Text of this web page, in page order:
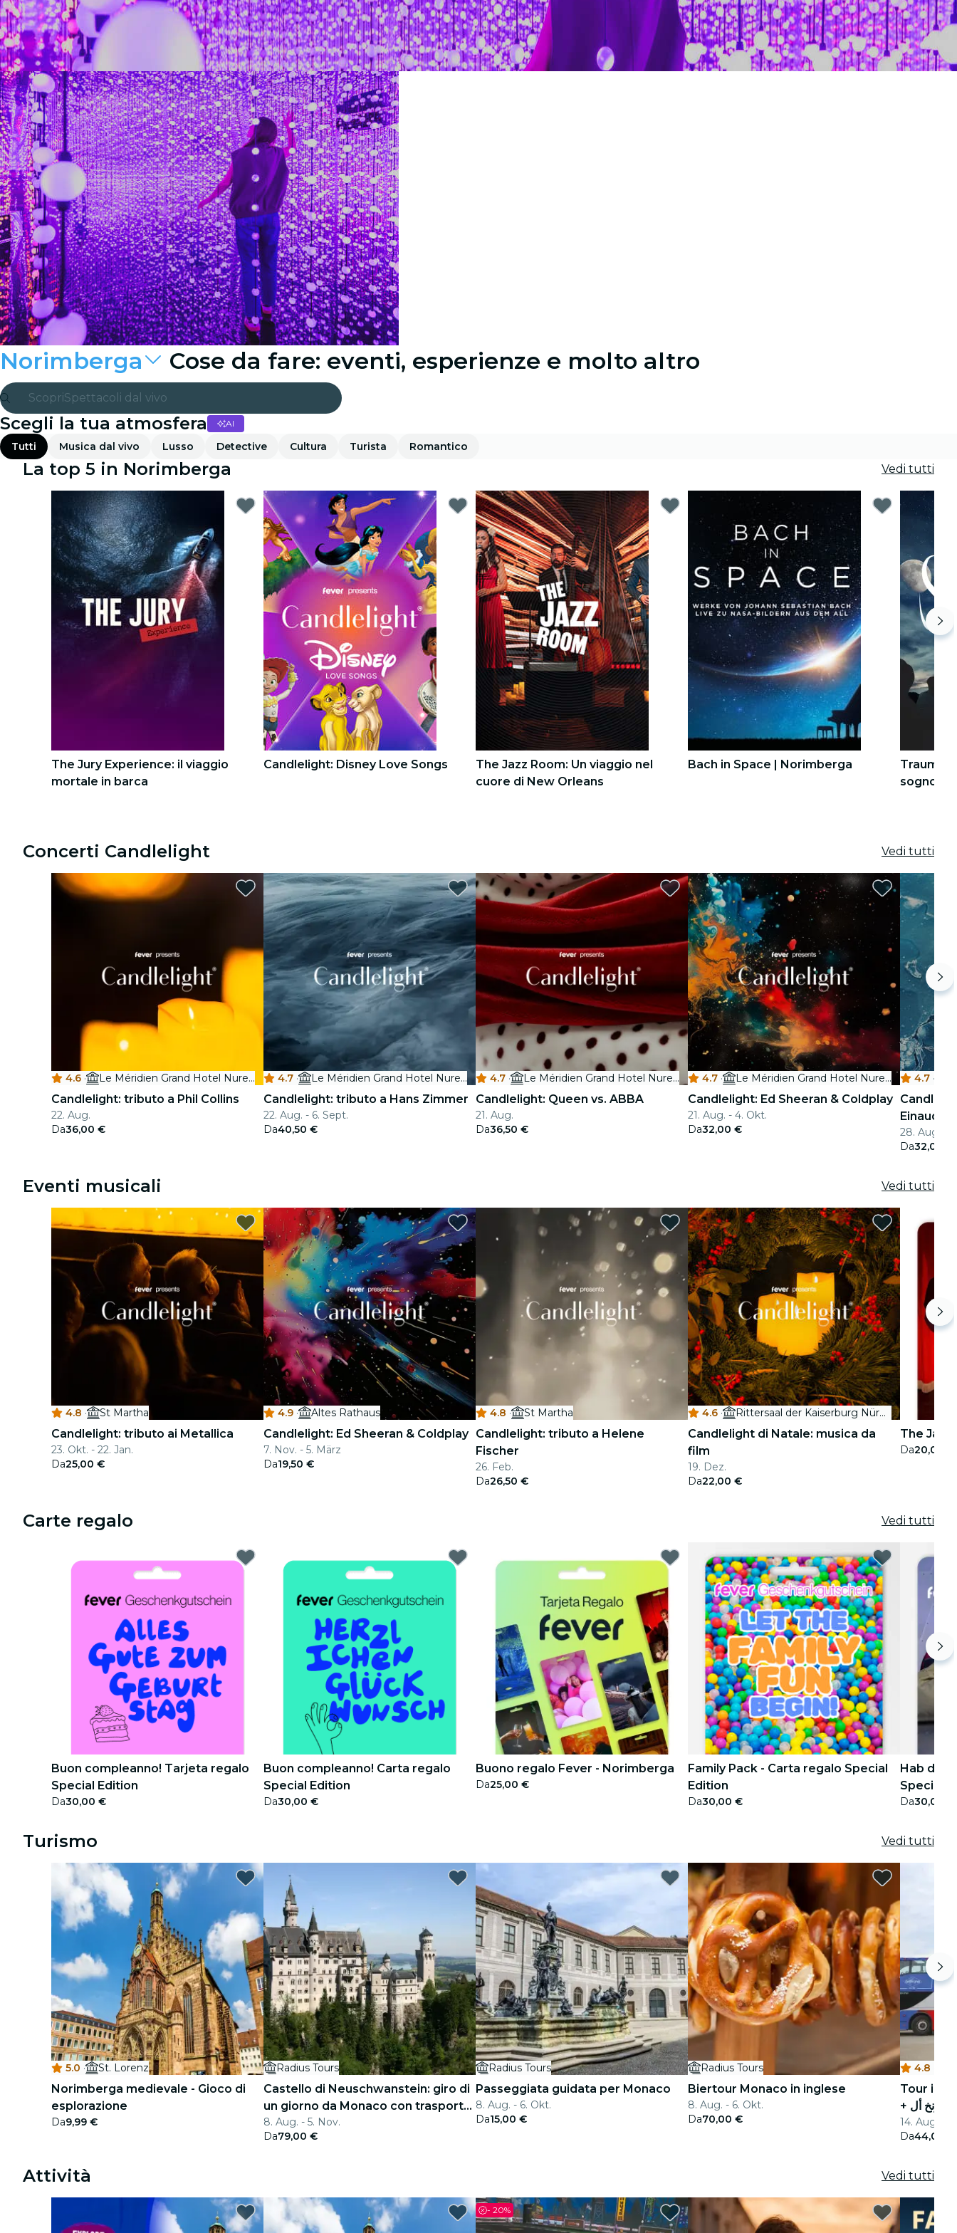
Ristoranti
Cinema
Norimberga Cose da fare: eventi, esperienze e molto altro
ScopriSpettacoli dal vivo
Madrid
Candlelight
Londra
Esperienze e città
San Paolo
Mostre
Seoul
Scegli la tua atmosfera AI
Tutti Musica dal vivo Lusso Detective Cultura Turista Romantico
La top 5 in Norimberga Vedi tutti
The Jury Experience: il viaggio
mortale in barca
Candlelight: Disney Love Songs
The Jazz Room: Un viaggio nel
cuore di New Orleans
Bach in Space | Norimberga
sogno di
Concerti Candlelight Vedi tutti
4.6 · Le Méridien Grand Hotel Nuremberg
Candlelight: tributo a Phil Collins
22. Aug.
Da36,00 €
4.7 · Le Méridien Grand Hotel Nuremberg
Candlelight: tributo a Hans Zimmer
22. Aug. - 6. Sept.
Da40,50 €
4.7 · Le Méridien Grand Hotel Nuremberg
Candlelight: Queen vs. ABBA
21. Aug.
Da36,50 €
4.7 · Le Méridien Grand Hotel Nuremberg
Candlelight: Ed Sheeran & Coldplay
21. Aug. - 4. Okt.
Da32,00 €
4.7 ·
Einaudi
28. Aug. -
Da32,00 €
Eventi musicali Vedi tutti
4.8 · St Martha
Candlelight: tributo ai Metallica
23. Okt. - 22. Jan.
Da25,00 €
4.9 · Altes Rathaus
Candlelight: Ed Sheeran & Coldplay
7. Nov. - 5. März
Da19,50 €
4.8 · St Martha
Candlelight: tributo a Helene
Fischer
26. Feb.
Da26,50 €
4.6 · Rittersaal der Kaiserburg Nürnberg
Candlelight di Natale: musica da
film
19. Dez.
Da22,00 €
The Jazz
Da20,00 €
Carte regalo Vedi tutti
Buon compleanno! Tarjeta regalo
Special Edition
Da30,00 €
Buon compleanno! Carta regalo
Special Edition
Da30,00 €
Buono regalo Fever - Norimberga
Da25,00 €
Family Pack - Carta regalo Special
Edition
Da30,00 €
Hab dich
Special
Da30,00 €
Turismo Vedi tutti
5.0 · St. Lorenz
Norimberga medievale - Gioco di
esplorazione
Da9,99 €
Radius Tours
Castello di Neuschwanstein: giro di
un giorno da Monaco con trasporto
di andata e ritorno
8. Aug. - 5. Nov.
Da79,00 €
Radius Tours
Passeggiata guidata per Monaco
8. Aug. - 6. Okt.
Da15,00 €
Radius Tours
Biertour Monaco in inglese
8. Aug. - 6. Okt.
Da70,00 €
4.8
Tour in
14. Aug. -
Da44,00 €
Attività Vedi tutti
- 20%